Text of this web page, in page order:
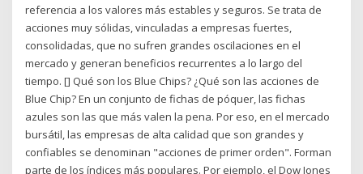
referencia a los valores más estables y seguros. Se trata de
acciones muy sólidas, vinculadas a empresas fuertes,
consolidadas, que no sufren grandes oscilaciones en el
mercado y generan beneficios recurrentes a lo largo del
tiempo. [] Qué son los Blue Chips? ¿Qué son las acciones de
Blue Chip? En un conjunto de fichas de póquer, las fichas
azules son las que más valen la pena. Por eso, en el mercado
bursátil, las empresas de alta calidad que son grandes y
confiables se denominan "acciones de primer orden". Forman
parte de los índices más populares. Por ejemplo, el Dow Jones